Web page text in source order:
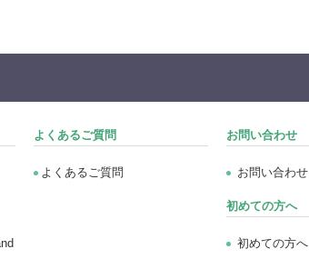
よくあるご質問
よくあるご質問
お問い合わせ
お問い合わせ
初めての方へ
初めての方へ